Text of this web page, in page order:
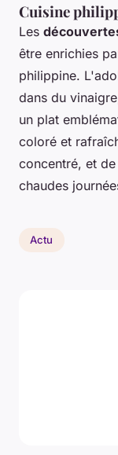
Cuisine
Les
être enrichies
philippine.
dans du
un plat
coloré et
concentré, et
chaudes
Actu